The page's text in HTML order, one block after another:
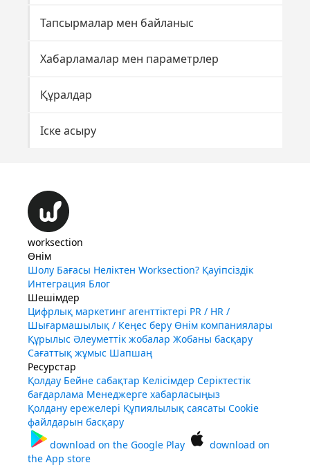
Тапсырмалар мен байланыс
Хабарламалар мен параметрлер
Құралдар
Іске асыру
worksection
Өнім
Шолу Бағасы Неліктен Worksection? Қауіпсіздік
Интеграция Блог
Шешімдер
Цифрлық маркетинг агенттіктері PR / HR /
Шығармашылық / Кеңес беру Өнім компаниялары
Құрылыс Әлеуметтік жобалар Жобаны басқару
Сағаттық жұмыс Шапшаң
Ресурстар
Қолдау Бейне сабақтар Келісімдер Серіктестік
бағдарлама Менеджерге хабарласыңыз
Қолдану ережелері Құпиялылық саясаты Cookie
файлдарын басқару
download on the Google Play
download on
the App store